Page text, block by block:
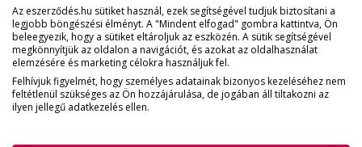
© Copyright 2015 - 2025. ESZERZODES.HU | Minden jog
fentartva!
Az eszerződés.hu sütiket használ, ezek segítségével tudjuk biztosítani a
legjobb böngészési élményt. A "Mindent elfogad" gombra kattintva, Ön
beleegyezik, hogy a sütiket eltároljuk az eszközén. A sütik segítségével
megkönnyítjük az oldalon a navigációt, és azokat az oldalhasználat
elemzésére és marketing célokra használjuk fel.
Felhívjuk figyelmét, hogy személyes adatainak bizonyos kezeléséhez nem
feltétlenül szükséges az Ön hozzájárulása, de jogában áll tiltakozni az
ilyen jellegű adatkezelés ellen.